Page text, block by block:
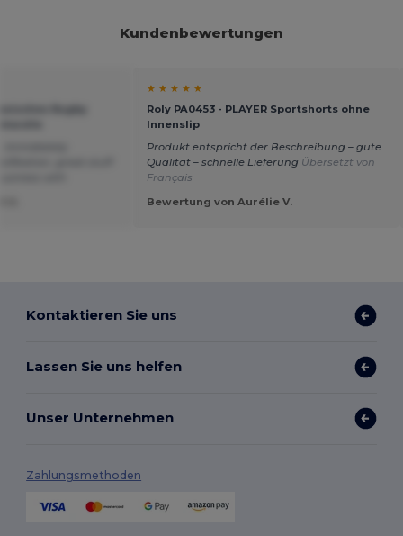
Kundenbewertungen
★ ★ ★ ★ ★
Roly PA0453 - PLAYER Sportshorts ohne
Innenslip
Produkt entspricht der Beschreibung – gute
Qualität – schnelle Lieferung Übersetzt von
Français
Bewertung von Aurélie V.
Kontaktieren Sie uns
Lassen Sie uns helfen
Unser Unternehmen
Zahlungsmethoden